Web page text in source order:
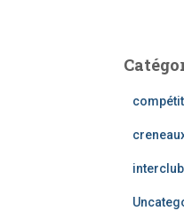
interclub